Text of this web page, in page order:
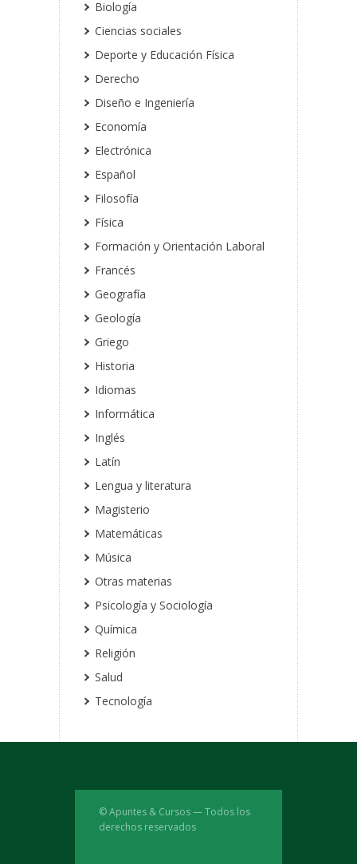
Biología
Ciencias sociales
Deporte y Educación Física
Derecho
Diseño e Ingeniería
Economía
Electrónica
Español
Filosofía
Física
Formación y Orientación Laboral
Francés
Geografía
Geología
Griego
Historia
Idiomas
Informática
Inglés
Latín
Lengua y literatura
Magisterio
Matemáticas
Música
Otras materias
Psicología y Sociología
Química
Religión
Salud
Tecnología
© Apuntes & Cursos — Todos los
derechos reservados